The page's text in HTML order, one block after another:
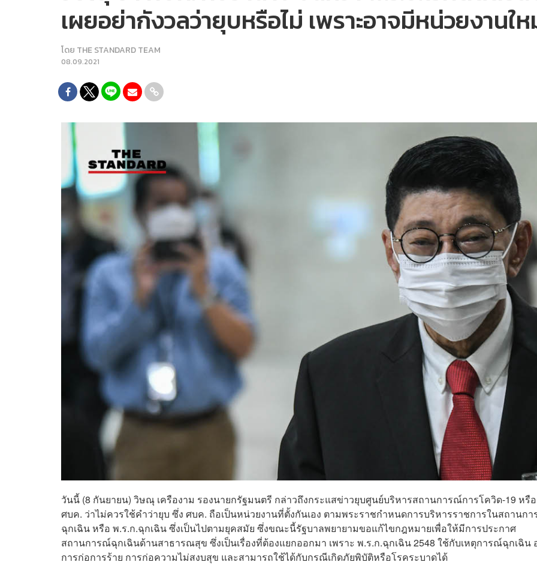
เผยอย่ากังวลว่ายุบหรือไม่ เพราะอาจมีหน่วยงานใ
โดย THE STANDARD TEAM
08.09.2021
วันนี้ (8 กันยายน) วิษณุ เครืองาม รองนายกรัฐมนตรี กล่าวถึงกระแสข่าวยุบศูนย์บริหารสถานการณ์การโควิด-19 หรือ
ศบค. ว่าไม่ควรใช้คำว่ายุบ ซึ่ง ศบค. ถือเป็นหน่วยงานที่ตั้งกันเอง ตามพระราชกำหนดการบริหารราชการในสถานก
ฉุกเฉิน หรือ พ.ร.ก.ฉุกเฉิน ซึ่งเป็นไปตามยุคสมัย ซึ่งขณะนี้รัฐบาลพยายามขอแก้ไขกฎหมายเพื่อให้มีการประกาศ
สถานการณ์ฉุกเฉินด้านสาธารณสุข ซึ่งเป็นเรื่องที่ต้องแยกออกมา เพราะ พ.ร.ก.ฉุกเฉิน 2548 ใช้กับเหตุการณ์ฉุกเฉิน
การก่อการร้าย การก่อความไม่สงบสุข และสามารถใช้ได้กับกรณีเกิดภัยพิบัติหรือโรคระบาดได้